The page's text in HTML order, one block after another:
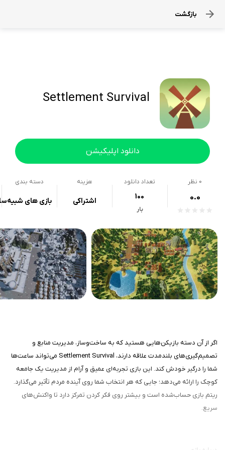
بازگشت
Settlement Survival
دانلود اپلیکیشن
0 نظر
0.0
تعداد دانلود
100
بار
هزینه
اشتراکی
دسته بندی
بازی های
اگر از آن دسته بازیکن‌هایی هستید که به ساخت‌وساز، مدیریت منابع و
تصمیم‌گیری‌های بلندمدت علاقه دارند، Settlement Survival می‌تواند ساعت‌ها
شما را درگیر خودش کند. این بازی تجربه‌ای عمیق و آرام از مدیریت یک جامعه
کوچک را ارائه می‌دهد؛ جایی که هر انتخاب شما روی آینده مردم تأثیر می‌گذارد.
ریتم بازی حساب‌شده است و بیشتر روی فکر کردن تمرکز دارد تا واکنش‌های
سریع.